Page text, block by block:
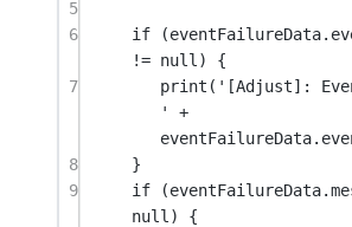
5
6
if
!= null ) {
7
print ( '[Adjust]:
'
+
8
}
9
if
null ) {